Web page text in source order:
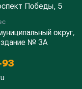
Победы, 5
округ,
№ 3А
93